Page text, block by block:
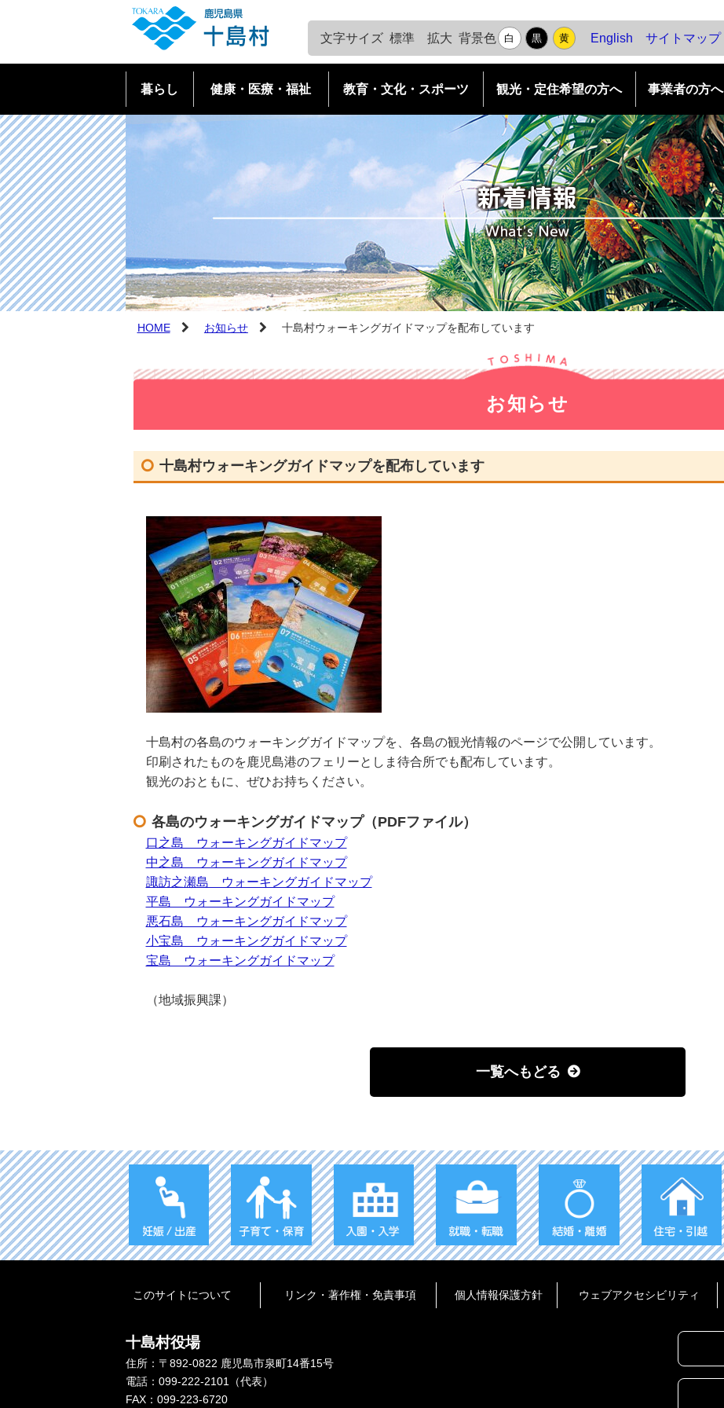
文字サイズ 標準 拡大 背景色 白 黒 黄 English サイトマップ
暮らし
戸籍・住民票・証明書
後期高齢者医療
転入・転出・転居
各種申請ダウンロード
水道
農林水産業
求人情報
防災情報
相談窓口
健康・医療・福祉
健康・医療
子育て支援
妊娠・出産
教育・文化・スポーツ
教育
観光・定住希望の方へ
とっておき観光ばなし
平島
悪石島
小宝島
島めぐり（観光地案内）
口之島
中之島
諏訪之瀬島
平島
悪石島
小宝島
移住・定住がしたい
移住のステップ
移住支援事業
UIターンの先輩に聞く
事業者の方へ
十島村の概要
悪石島
小宝島
宝島
庁舎案内
部署別紹介
村の施策
ふるさと納税（個人版）
企業版ふるさと納税
十島村 例規集（リンク）
財政状況
給与情報
会議録
HOME お知らせ 十島村ウォーキングガイドマップを配布しています
お知らせ
十島村ウォーキングガイドマップを配布しています
十島村の各島のウォーキングガイドマップを、各島の観光情報のページで公開しています。
印刷されたものを鹿児島港のフェリーとしま待合所でも配布しています。
観光のおともに、ぜひお持ちください。
各島のウォーキングガイドマップ（PDFファイル）
口之島 ウォーキングガイドマップ
中之島 ウォーキングガイドマップ
諏訪之瀬島 ウォーキングガイドマップ
平島 ウォーキングガイドマップ
悪石島 ウォーキングガイドマップ
小宝島 ウォーキングガイドマップ
宝島 ウォーキングガイドマップ
（地域振興課）
一覧へもどる
このサイトについて リンク・著作権・免責事項 個人情報保護方針 ウェブアクセシビリティ
十島村役場
住所：〒892-0822 鹿児島市泉町14番15号
電話：099-222-2101（代表）
FAX：099-223-6720